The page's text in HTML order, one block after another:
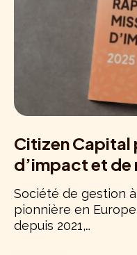
Citizen Capital
d’impact et de
Société de gestion
pionnière en
depuis 2021,…